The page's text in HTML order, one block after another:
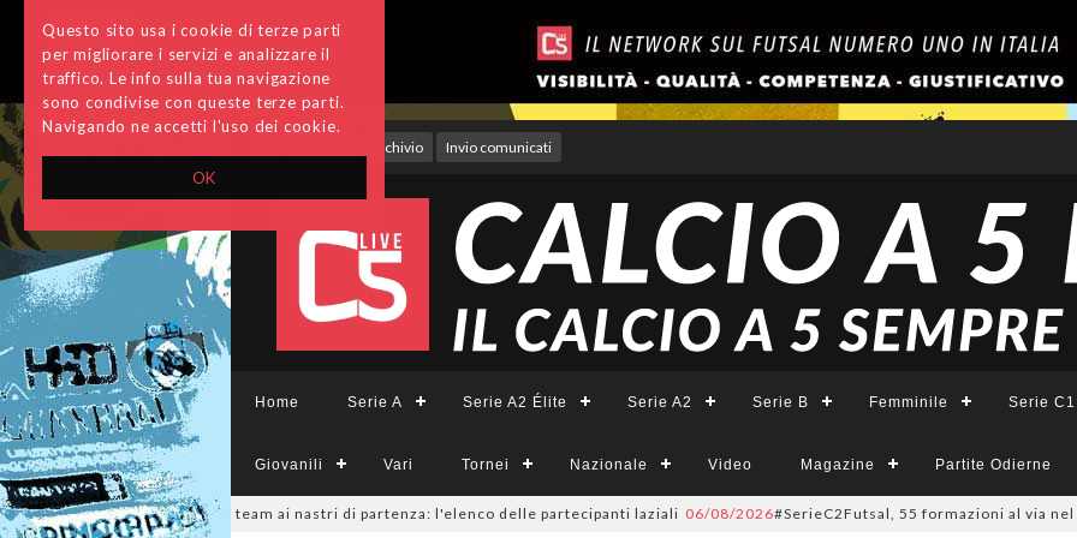
OK
Questo sito usa i cookie di terze parti
per migliorare i servizi e analizzare il
traffico. Le info sulla tua navigazione
sono condivise con queste terze parti.
Navigando ne accetti l'uso dei cookie.
Archivio Invio comunicati
Home Serie A Serie A2 Élite Serie A2 Serie B Femminile Serie C1
Giovanili Vari Tornei Nazionale Video Magazine Partite Odierne
sono 14 i team ai nastri di partenza: l'elenco delle partecipanti laziali 06/08/2026#SerieC2Futsal, 55 formazioni al via nel Lazio: